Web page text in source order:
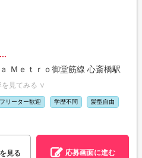
Ｍｅｔｒｏ御堂筋線 心斎橋駅
を見てみる ∨
フリーター歓迎 学歴不問 髪型自由
見る 応募画面に進む